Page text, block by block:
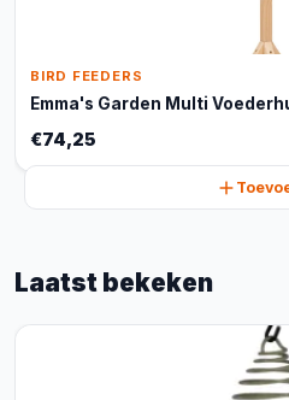
BIRD FEEDERS
Emma's Garden Multi
€74,25
Laatst bekeken